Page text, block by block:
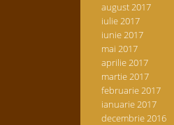
august 2017
iulie 2017
iunie 2017
mai 2017
aprilie 2017
martie 2017
februarie 2017
ianuarie 2017
decembrie 2016